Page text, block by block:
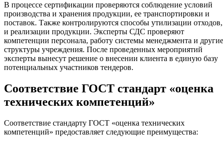
В процессе сертификации проверяются соблюдение условий
производства и хранения продукции, ее транспортировки и
поставок. Также контролируются способы утилизации отходов,
и реализации продукции. Эксперты СДС проверяют
компетенции персонала, работу системы менеджмента и другие
структуры учреждения. После проведенных мероприятий
эксперты вынесут решение о внесении клиента в единую базу
потенциальных участников тендеров.
Соответствие ГОСТ стандарт «оценка
технических компетенций»
Соответствие стандарту ГОСТ «оценка технических
компетенций» предоставляет следующие преимущества: